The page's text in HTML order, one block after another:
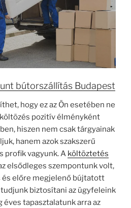
bútorszállítás Budapest
hogy ez az Ön esetében ne
pozitív élményként
hiszen nem csak tárgyainak
hanem azok szakszerű
profik vagyunk. A költöztetés
elsődleges szempontunk volt,
és előre megjelenő bújtatott
biztosítani az ügyfeleink
éves tapasztalatunk arra az